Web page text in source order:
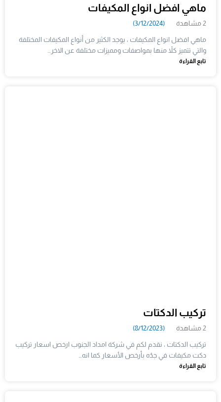
ماهي افضل انواع المكيفات
2 مشاهدة (3/12/2024)
ماهي افضل انواع المكيفات ، يوجد الكثير من أنواع المكيفات المختلفة
والتي تتميز كلاً منها بمواصفات ومميزات مختلفة عن الاخر…
تابع القراءة
تركيب الدكتات
2 مشاهدة (8/12/2023)
تركيب الدكتات ، نقدم لكم في شركة امداد الجنوب ارخص اسعار تركيب
دكت مكيفات في جدُه بأرخص الأسعار كما انه…
تابع القراءة